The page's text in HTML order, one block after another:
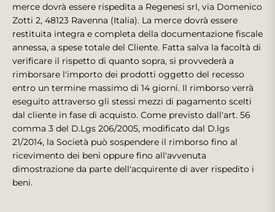
merce dovrà essere rispedita a Regenesi srl, via Domenico
Zotti 2, 48123 Ravenna (Italia). La merce dovrà essere
restituita integra e completa della documentazione fiscale
annessa, a spese totale del Cliente. Fatta salva la facoltà di
verificare il rispetto di quanto sopra, si provvederà a
rimborsare l'importo dei prodotti oggetto del recesso
entro un termine massimo di 14 giorni. Il rimborso verrà
eseguito attraverso gli stessi mezzi di pagamento scelti
dal cliente in fase di acquisto. Come previsto dall'art. 56
comma 3 del D.Lgs 206/2005, modificato dal D.lgs
21/2014, la Società può sospendere il rimborso fino al
ricevimento dei beni oppure fino all'avvenuta
dimostrazione da parte dell'acquirente di aver rispedito i
beni.